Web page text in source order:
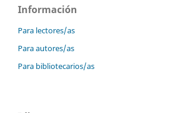
Información
Para lectores/as
Para autores/as
Para bibliotecarios/as